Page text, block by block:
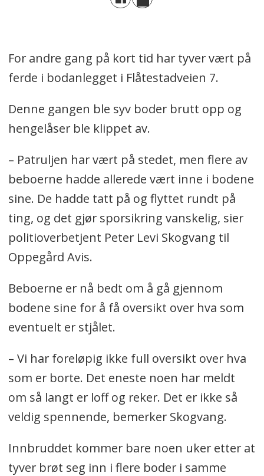
For andre gang på kort tid har tyver vært på
ferde i bodanlegget i Flåtestadveien 7.
Denne gangen ble syv boder brutt opp og
hengelåser ble klippet av.
– Patruljen har vært på stedet, men flere av
beboerne hadde allerede vært inne i bodene
sine. De hadde tatt på og flyttet rundt på
ting, og det gjør sporsikring vanskelig, sier
politioverbetjent Peter Levi Skogvang til
Oppegård Avis.
Beboerne er nå bedt om å gå gjennom
bodene sine for å få oversikt over hva som
eventuelt er stjålet.
– Vi har foreløpig ikke full oversikt over hva
som er borte. Det eneste noen har meldt
om så langt er loff og reker. Det er ikke så
veldig spennende, bemerker Skogvang.
Innbruddet kommer bare noen uker etter at
tyver brøt seg inn i flere boder i samme